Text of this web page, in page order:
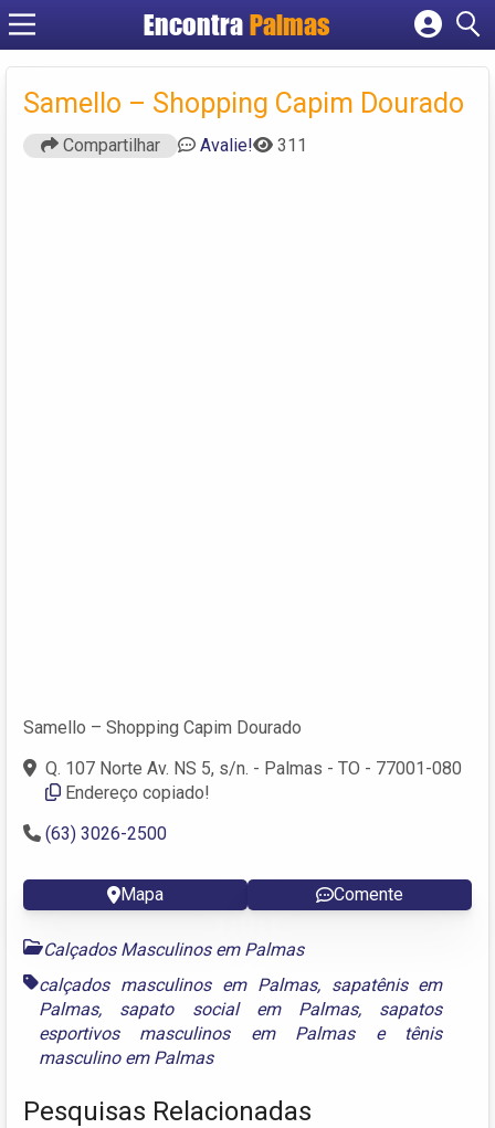
Encontra Palmas
Cadastrar empresa
Criar conta
Samello – Shopping Capim Dourado
Compartilhar Avalie! 311
Samello – Shopping Capim Dourado
Q. 107 Norte Av. NS 5, s/n. - Palmas - TO - 77001-080
Endereço copiado!
(63) 3026-2500
Mapa Comente
Calçados Masculinos em Palmas
calçados masculinos em Palmas, sapatênis em
Palmas, sapato social em Palmas, sapatos
esportivos masculinos em Palmase tênis
masculino em Palmas
Pesquisas Relacionadas